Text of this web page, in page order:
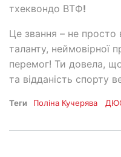
тхеквондо ВТФ!
Це звання – не просто
таланту, неймовірної
перемог! Ти довела,
та відданість спорту
Теги Поліна Кучерява